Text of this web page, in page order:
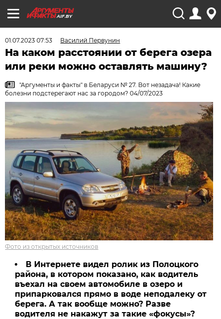
AIF.BY
01.07.2023 07:53 Василий Первунин
На каком расстоянии от берега озера
или реки можно оставлять машину?
"Аргументы и факты" в Беларуси № 27. Вот незадача! Какие
болезни подстерегают нас за городом? 04/07/2023
Фото из открытых источников
В Интернете видел ролик из Полоцкого
района, в котором показано, как водитель
въехал на своем автомобиле в озеро и
припарковался прямо в воде неподалеку от
берега. А так вообще можно? Разве
водителя не накажут за такие «фокусы»?